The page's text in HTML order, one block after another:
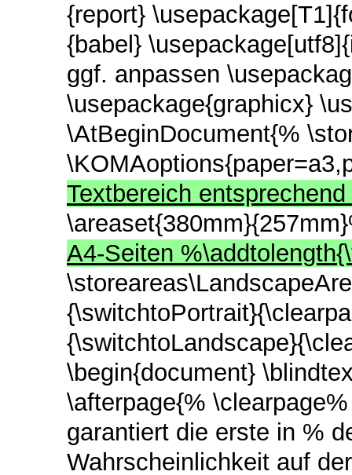
{report}
{babel}
ggf. anpassen
\usepackage{graphicx}
\AtBeginDocument{%
Textbereich
A4-Seiten
\begin{document}
\afterpage{%
garantiert die erste in %
Wahrscheinlichkeit auf